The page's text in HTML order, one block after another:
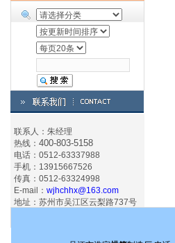
联系人：朱经理
热线： 400-803-5158
电话：0512-63337988
手机：13915667526
传真：0512-63324998
E-mail： wjhchhx@163.com
地址：苏州市吴江区云梨路737号